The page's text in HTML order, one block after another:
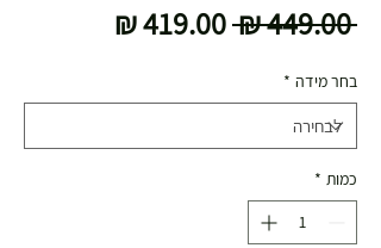
‏449.00 ‏₪
מחיר
בחר מידה *
כמות *